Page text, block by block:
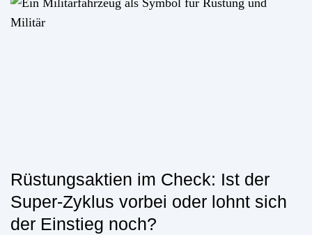
Rüstungsaktien im Check: Ist der
Super-Zyklus vorbei oder lohnt sich
der Einstieg noch?